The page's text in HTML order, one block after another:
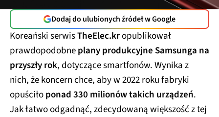
Dodaj do ulubionych źródeł w Google
Koreański serwisTheElec.kropublikował
prawdopodobneplany produkcyjne Samsunga na
przyszły rok, dotyczące smartfonów. Wynika z
nich, że koncern chce, aby w 2022 roku fabryki
opuściłoponad 330 milionów takich urządzeń.
Jak łatwo odgadnąć, zdecydowaną większość z tej